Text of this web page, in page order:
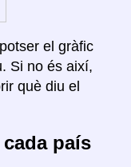
el gràfic
Si no és així,
què diu el
país